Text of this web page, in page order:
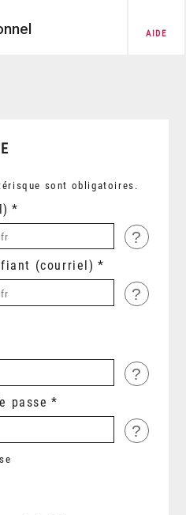
AIDE
sont obligatoires.
?
(courriel)
?
?
passe
?